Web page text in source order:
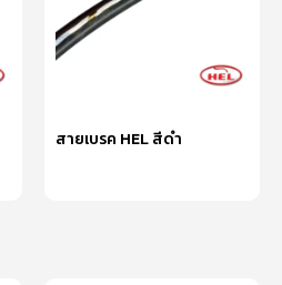
สายเบรค HEL สีดำ